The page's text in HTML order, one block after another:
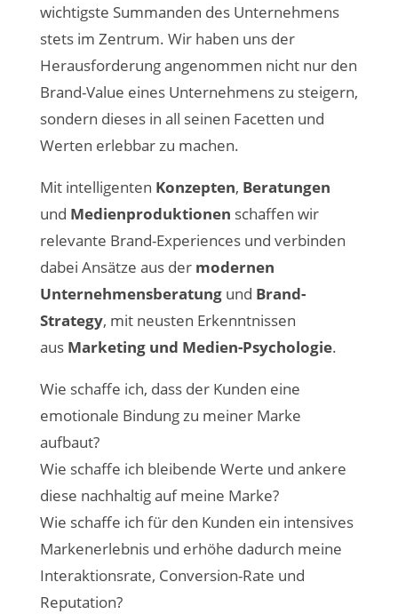
wichtigste Summanden des Unternehmens
stets im Zentrum. Wir haben uns der
Herausforderung angenommen nicht nur den
Brand-Value eines Unternehmens zu steigern,
sondern dieses in all seinen Facetten und
Werten erlebbar zu machen.
Mit intelligenten Konzepten, Beratungen
und Medienproduktionen schaffen wir
relevante Brand-Experiences und verbinden
dabei Ansätze aus der modernen
Unternehmensberatungund Brand-
Strategy, mit neusten Erkenntnissen
aus Marketing und Medien-Psychologie.
Wie schaffe ich, dass der Kunden eine
emotionale Bindung zu meiner Marke
aufbaut?
Wie schaffe ich bleibende Werte und ankere
diese nachhaltig auf meine Marke?
Wie schaffe ich für den Kunden ein intensives
Markenerlebnis und erhöhe dadurch meine
Interaktionsrate, Conversion-Rate und
Reputation?